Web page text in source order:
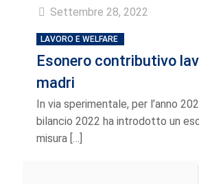
Settembre 28, 2022
LAVORO E WELFARE
Esonero contributivo
madri
In via sperimentale, per l’anno
bilancio 2022 ha introdotto un
misura […]